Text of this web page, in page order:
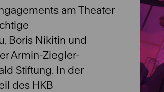
am Theater
Boris Nikitin und
Armin-Ziegler-
Stiftung. In der
des HKB